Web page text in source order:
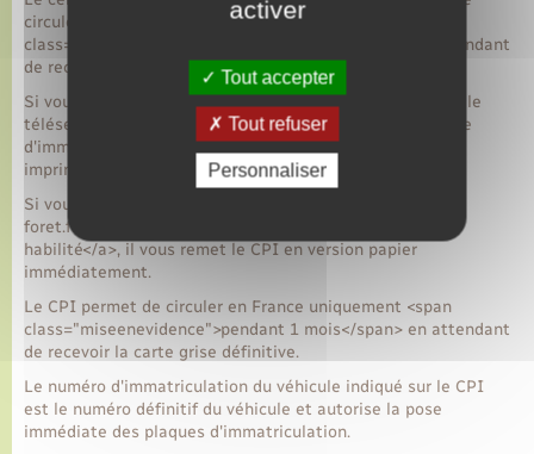
circuler en France uniquement <span
class="miseenevidence">pendant 1 mois</span> en attendant
de recevoir la carte grise définitive.
Si vous effectuez en ligne votre demande de carte grise, le
téléservice vous met à disposition un certificat provisoire
d'immatriculation (CPI), que vous devez télécharger et
imprimer.
Si vous faites appel à un <a href="https://www.lyons-la-
foret.fr/mariage-pacs/?xml=F20324">professionnel
habilité</a>, il vous remet le CPI en version papier
immédiatement.
Le CPI permet de circuler en France uniquement <span
class="miseenevidence">pendant 1 mois</span> en attendant
de recevoir la carte grise définitive.
Le numéro d'immatriculation du véhicule indiqué sur le CPI
est le numéro définitif du véhicule et autorise la pose
immédiate des plaques d'immatriculation.
activer
Tout accepter
Tout refuser
Personnaliser